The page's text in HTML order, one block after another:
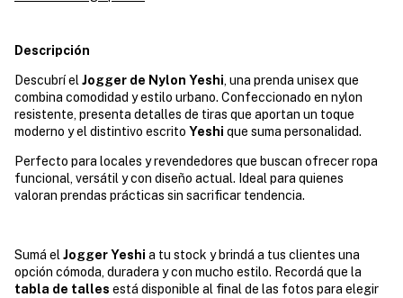
Descripción
Descubrí elJogger de Nylon Yeshi, una prenda unisex que
combina comodidad y estilo urbano. Confeccionado en nylon
resistente, presenta detalles de tiras que aportan un toque
moderno y el distintivo escrito Yeshi que suma personalidad.
Perfecto para locales y revendedores que buscan ofrecer ropa
funcional, versátil y con diseño actual. Ideal para quienes
valoran prendas prácticas sin sacrificar tendencia.
Sumá elJogger Yeshi a tu stock y brindá a tus clientes una
opción cómoda, duradera y con mucho estilo. Recordá que la
tabla de talles está disponible al final de las fotos para elegir